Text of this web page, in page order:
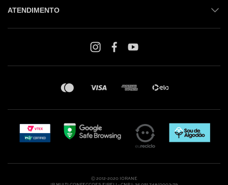
ATENDIMENTO
Whatsapp: (31) 97219-6604
Nossas Lojas
Ⓒ 2012-2020 IORANE